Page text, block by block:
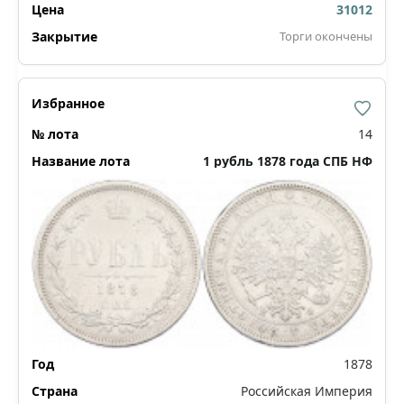
31012
Торги окончены
14
1 рубль 1878 года СПБ НФ
1878
Российская Империя